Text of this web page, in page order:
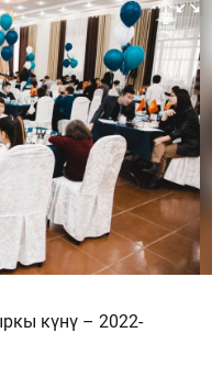
күнү – 2022-